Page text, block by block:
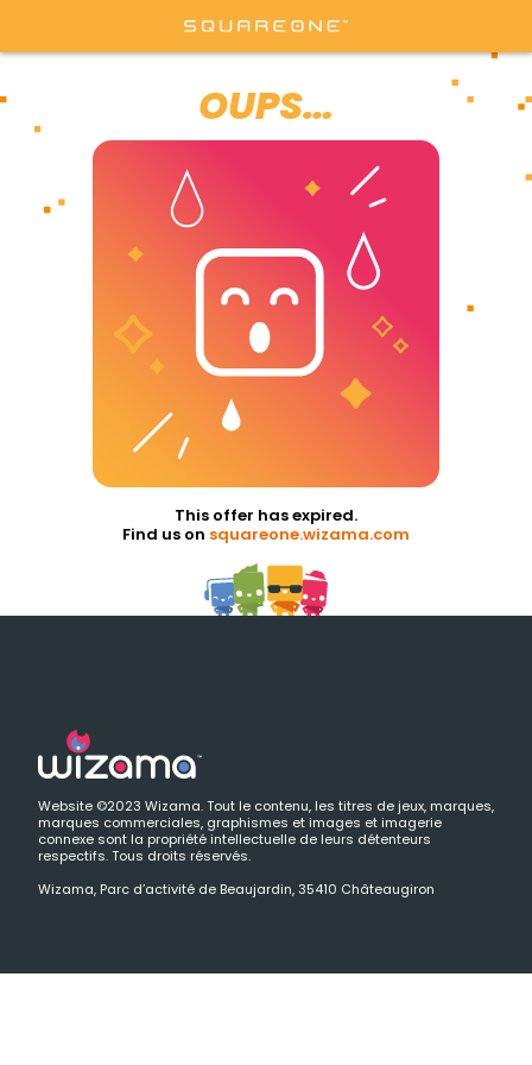
OUPS…
This offer has expired.
Find us on squareone.wizama.com
Website ©2023 Wizama. Tout le contenu, les titres de jeux, marques,
marques commerciales, graphismes et images et imagerie
connexe sont la propriété intellectuelle de leurs détenteurs
respectifs. Tous droits réservés.
Wizama, Parc d’activité de Beaujardin, 35410 Châteaugiron